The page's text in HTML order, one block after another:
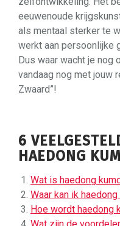
eeuwenoude
als mentaal sterker te
werkt aan persoonlijke
Dus waar wacht je nog
vandaag nog met jouw
Zwaard”!
6
HAEDONG
Wat is haedong
Waar kan ik
Hoe wordt haedong